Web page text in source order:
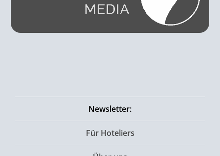
Newsletter:
Für Hoteliers